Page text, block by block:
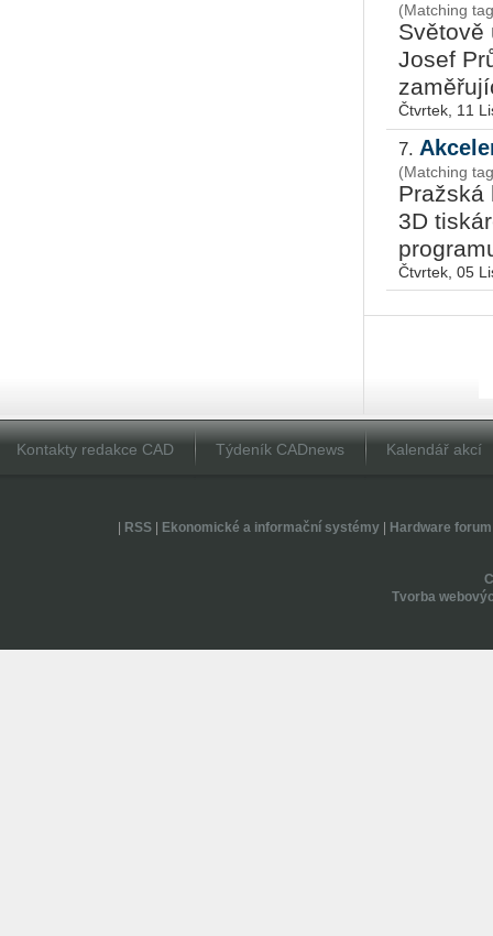
(Matching
Svě­to­vě
Josef
Čtvrtek, 11
7.
(Matching
Praž­ská
3D
Čtvrtek, 05
Kontakty redakce CAD Týdeník CADnews Kalendář akcí
RSS| Ekonomické a informační systémy| Hardware forum
Tvorba